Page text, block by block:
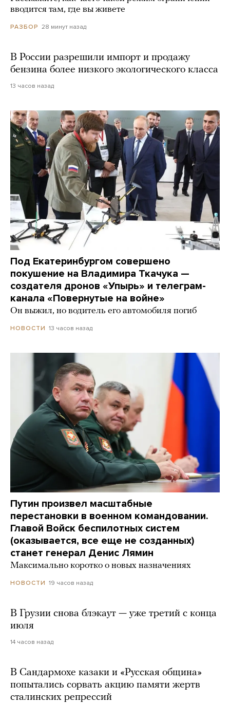
вводится там, где вы живете
РАЗБОР 28 минут назад
В России разрешили импорт и продажу
бензина более низкого экологического класса
13 часов назад
Под Екатеринбургом совершено
покушение на Владимира Ткачука —
создателя дронов «Упырь» и телеграм-
канала «Повернутые на войне»
Он выжил, но водитель его автомобиля погиб
НОВОСТИ 13 часов назад
Путин произвел масштабные
перестановки в военном командовании.
Главой Войск беспилотных систем
(оказывается, все еще не созданных)
станет генерал Денис Лямин
Максимально коротко о новых назначениях
НОВОСТИ 19 часов назад
В Грузии снова блэкаут — уже третий с конца
июля
14 часов назад
В Сандармохе казаки и «Русская община»
попытались сорвать акцию памяти жертв
сталинских репрессий